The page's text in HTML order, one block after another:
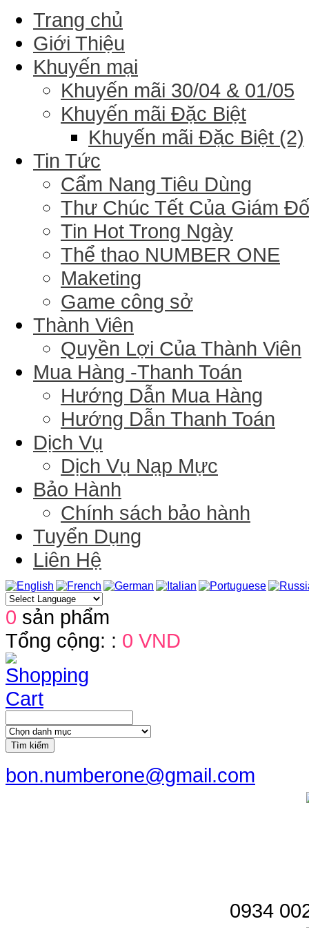
Trang chủ
Giới Thiệu
Khuyến mại
Khuyến mãi 30/04 & 01/05
Khuyến mãi Đặc Biệt
Khuyến mãi Đặc Biệt (2)
Tin Tức
Cẩm Nang Tiêu Dùng
Thư Chúc Tết Của Giám
Tin Hot Trong Ngày
Thể thao NUMBER ONE
Maketing
Game công sở
Thành Viên
Quyền Lợi Của Thành Viên
Mua Hàng -Thanh Toán
Hướng Dẫn Mua Hàng
Hướng Dẫn Thanh Toán
Dịch Vụ
Dịch Vụ Nạp Mực
Bảo Hành
Chính sách bảo hành
Tuyển Dụng
Liên Hệ
0 sản phẩm
Tổng cộng: : 0 VND
Tìm kiếm
bon.numberone@gmail.com
0934